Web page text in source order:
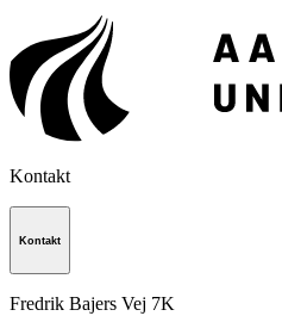
Kontakt
Kontakt
Fredrik Bajers Vej 7K